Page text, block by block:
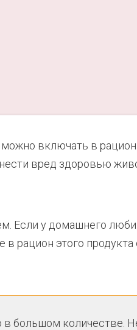
включать в
вред здоровью
Если у домашнего
рацион этого продукта
большом количестве.